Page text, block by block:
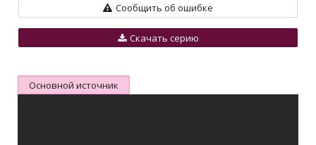
Сообщить об ошибке
Скачать серию
Основной источник